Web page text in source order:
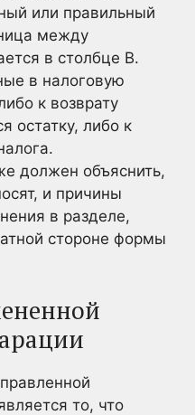
или правильный
между
в столбце B.
в налоговую
к возврату
остатку, либо к
должен объяснить,
и причины
в разделе,
стороне формы
то, что